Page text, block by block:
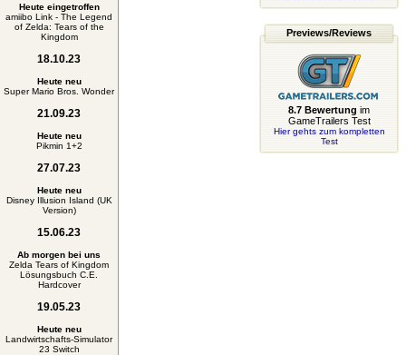
Heute eingetroffen
amiibo Link - The Legend
of Zelda: Tears of the
Kingdom
18.10.23
Heute neu
Super Mario Bros. Wonder
21.09.23
Heute neu
Pikmin 1+2
27.07.23
Heute neu
Disney Illusion Island (UK
Version)
15.06.23
Ab morgen bei uns
Zelda Tears of Kingdom
Lösungsbuch C.E.
Hardcover
19.05.23
Heute neu
Landwirtschafts-Simulator
23 Switch
Previews/Reviews
8.7 Bewertung im
GameTrailers Test
Hier gehts zum kompletten
Test